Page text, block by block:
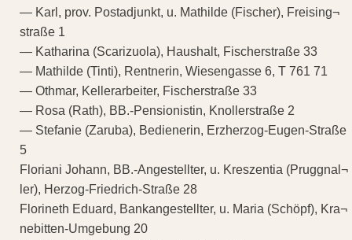
— Karl, prov. Postadjunkt, u. Mathilde (Fischer), Freising¬
straße 1
— Katharina (Scarizuola), Haushalt, Fischerstraße 33
— Mathilde (Tinti), Rentnerin, Wiesengasse 6, T 761 71
— Othmar, Kellerarbeiter, Fischerstraße 33
— Rosa (Rath), BB.-Pensionistin, Knollerstraße 2
— Stefanie (Zaruba), Bedienerin, Erzherzog-Eugen-Straße
5
Floriani Johann, BB.-Angestellter, u. Kreszentia (Pruggnal¬
ler), Herzog-Friedrich-Straße 28
Florineth Eduard, Bankangestellter, u. Maria (Schöpf), Kra¬
nebitten-Umgebung 20